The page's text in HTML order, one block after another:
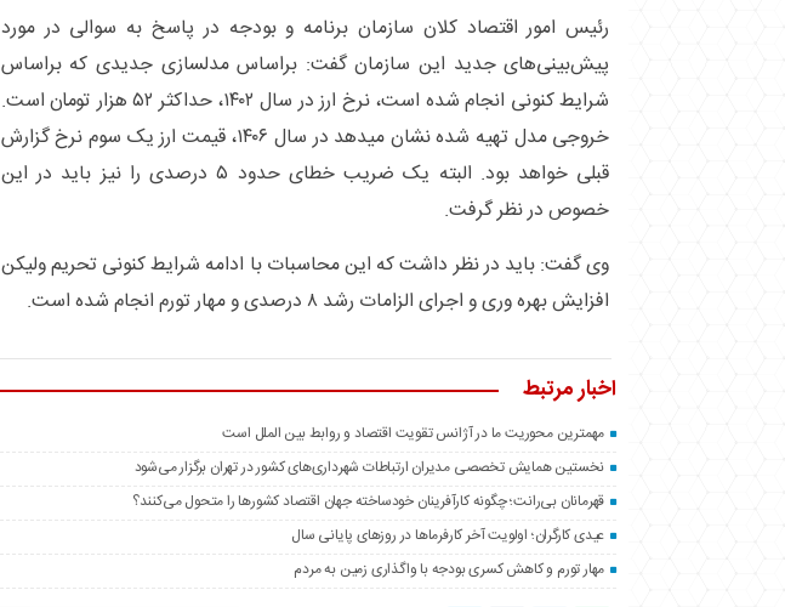
رئیس امور اقتصاد کلان سازمان برنامه و بودجه در پاسخ به سوالی در مورد
پیش‌بینی‌های جدید این سازمان گفت: براساس مدلسازی جدیدی که براساس
شرایط کنونی انجام شده است، نرخ ارز در سال ۱۴۰۲، حداکثر ۵۲ هزار تومان است.
خروجی مدل تهیه شده نشان میدهد در سال ۱۴۰۶، قیمت ارز یک سوم نرخ گزارش
قبلی خواهد بود. البته یک ضریب خطای حدود ۵ درصدی را نیز باید در این
خصوص در نظر گرفت.
وی گفت: باید در نظر داشت که این محاسبات با ادامه شرایط کنونی تحریم ولیکن
افزایش بهره وری و اجرای الزامات رشد ۸ درصدی و مهار تورم انجام شده است.
اخبار مرتبط
مهمترین محوریت ما در آژانس تقویت اقتصاد و روابط بین الملل است
نخستین همایش تخصصی مدیران ارتباطات شهرداری‌های كشور در تهران برگزار می‌شود
قهرمانان بی‌رانت؛ چگونه کارآفرینان خودساخته جهان اقتصاد کشورها را متحول می‌کنند؟
عیدی کارگران؛ اولویت‌ آخر کارفرماها در روزهای پایانی سال
مهار تورم و کاهش کسری بودجه با واگذاری زمین‌ به مردم